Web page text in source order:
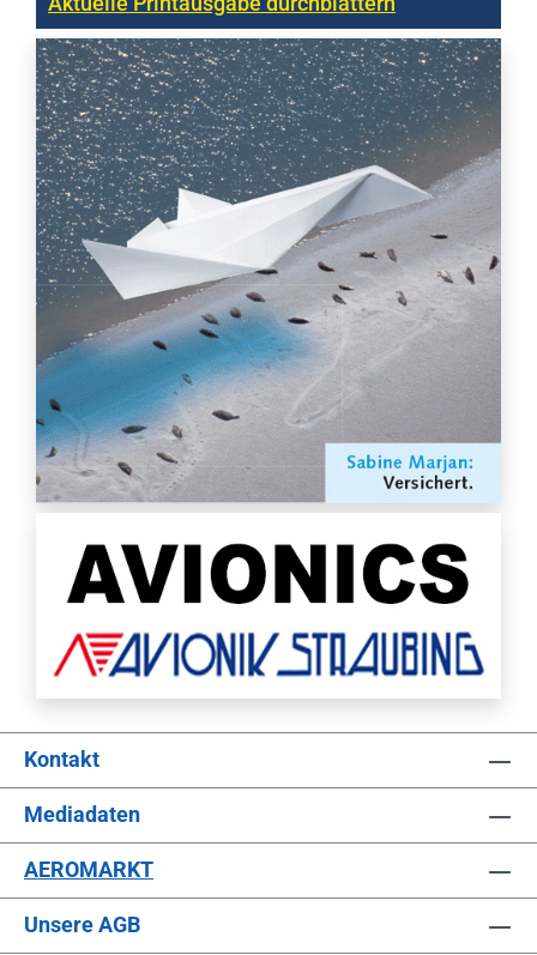
Kontakt
Mediadaten
AEROMARKT
Unsere AGB